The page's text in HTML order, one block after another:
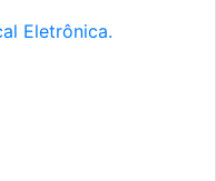
Eletrônica.